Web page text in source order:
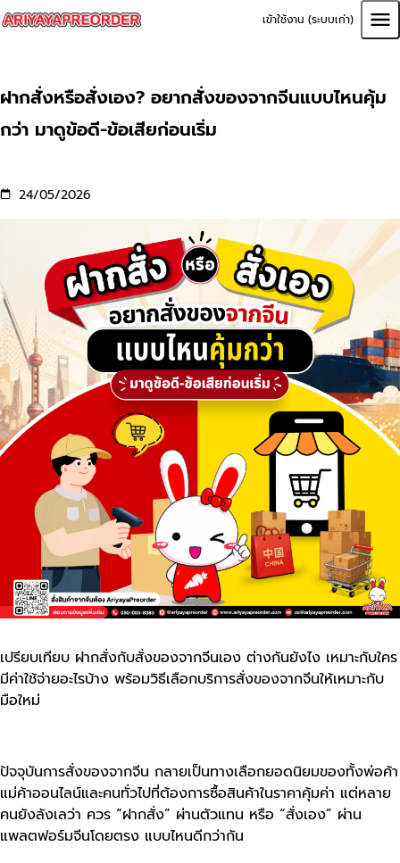
เข้าใช้งาน (ระบบเก่า)
ฝากสั่งหรือสั่งเอง? อยากสั่งของจากจีนแบบไหนคุ้ม
กว่า มาดูข้อดี-ข้อเสียก่อนเริ่ม
24/05/2026
เปรียบเทียบ ฝากสั่งกับสั่งของจากจีนเอง ต่างกันยังไง เหมาะกับใคร
มีค่าใช้จ่ายอะไรบ้าง พร้อมวิธีเลือกบริการสั่งของจากจีนให้เหมาะกับ
มือใหม่
ปัจจุบันการสั่งของจากจีน กลายเป็นทางเลือกยอดนิยมของทั้งพ่อค้า
แม่ค้าออนไลน์และคนทั่วไปที่ต้องการซื้อสินค้าในราคาคุ้มค่า แต่หลาย
คนยังลังเลว่า ควร “ฝากสั่ง” ผ่านตัวแทน หรือ “สั่งเอง” ผ่าน
แพลตฟอร์มจีนโดยตรง แบบไหนดีกว่ากัน